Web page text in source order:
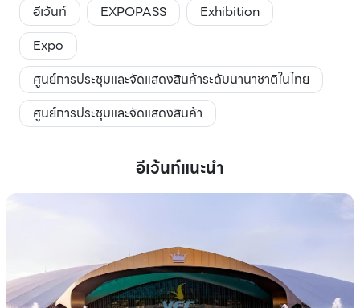
อีเว้นท์
EXPOPASS
Exhibition
Expo
ศูนย์การประชุมและจัดแสดงสินค้าระดับนานาชาติในไทย
ศูนย์การประชุมและจัดแสดงสินค้า
อีเว้นท์แนะนำ